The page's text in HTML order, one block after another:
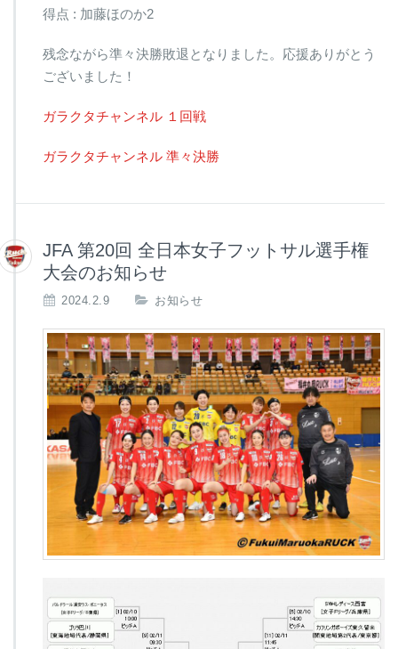
得点 : 加藤ほのか2
残念ながら準々決勝敗退となりました。応援ありがとう
ございました！
ガラクタチャンネル １回戦
ガラクタチャンネル 準々決勝
JFA 第20回 全日本女子フットサル選手権
大会のお知らせ
2024.2.9 お知らせ